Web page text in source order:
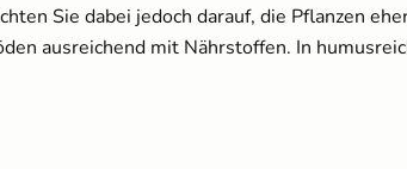
Sie dabei jedoch darauf, die Pflanzen
ausreichend mit Nährstoffen. In